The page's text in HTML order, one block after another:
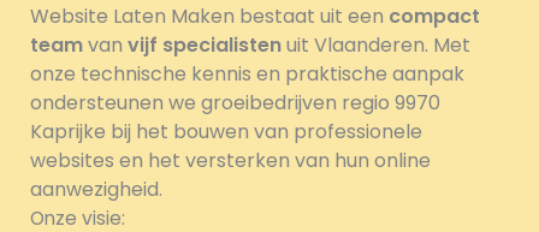
Website Laten Maken bestaat uit een compact
teamvan vijf specialistenuit Vlaanderen. Met
onze technische kennis en praktische aanpak
ondersteunen we groeibedrijven regio 9970
Kaprijke bij het bouwen van professionele
websites en het versterken van hun online
aanwezigheid.
Onze visie: